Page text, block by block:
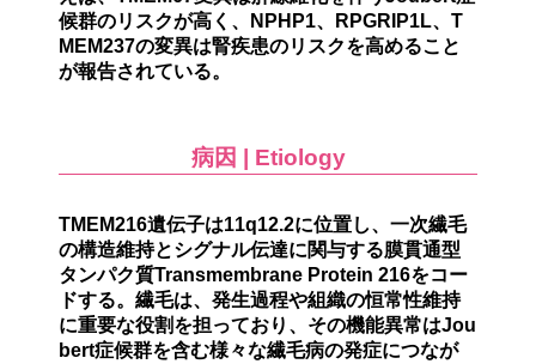
候群のリスクが高く、NPHP1、RPGRIP1L、T
MEM237の変異は腎疾患のリスクを高めること
が報告されている。
病因 | Etiology
TMEM216遺伝子は11q12.2に位置し、一次繊毛
の構造維持とシグナル伝達に関与する膜貫通型
タンパク質Transmembrane Protein 216をコー
ドする。繊毛は、発生過程や組織の恒常性維持
に重要な役割を担っており、その機能異常はJou
bert症候群を含む様々な繊毛病の発症につなが